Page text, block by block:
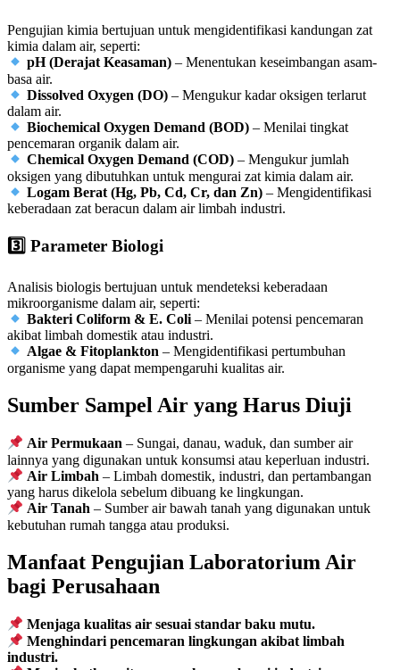
Pengujian kimia bertujuan untuk mengidentifikasi kandungan zat
kimia dalam air, seperti:
pH (Derajat Keasaman) – Menentukan keseimbangan asam-
basa air.
Dissolved Oxygen (DO) – Mengukur kadar oksigen terlarut
dalam air.
Biochemical Oxygen Demand (BOD) – Menilai tingkat
pencemaran organik dalam air.
Chemical Oxygen Demand (COD) – Mengukur jumlah
oksigen yang dibutuhkan untuk mengurai zat kimia dalam air.
Logam Berat (Hg, Pb, Cd, Cr, dan Zn) – Mengidentifikasi
keberadaan zat beracun dalam air limbah industri.
3️ Parameter Biologi
Analisis biologis bertujuan untuk mendeteksi keberadaan
mikroorganisme dalam air, seperti:
Bakteri Coliform & E. Coli – Menilai potensi pencemaran
akibat limbah domestik atau industri.
Algae & Fitoplankton – Mengidentifikasi pertumbuhan
organisme yang dapat mempengaruhi kualitas air.
Sumber Sampel Air yang Harus Diuji
Air Permukaan – Sungai, danau, waduk, dan sumber air
lainnya yang digunakan untuk konsumsi atau keperluan industri.
Air Limbah – Limbah domestik, industri, dan pertambangan
yang harus dikelola sebelum dibuang ke lingkungan.
Air Tanah – Sumber air bawah tanah yang digunakan untuk
kebutuhan rumah tangga atau produksi.
Manfaat Pengujian Laboratorium Air
bagi Perusahaan
Menjaga kualitas air sesuai standar baku mutu.
Menghindari pencemaran lingkungan akibat limbah
industri.